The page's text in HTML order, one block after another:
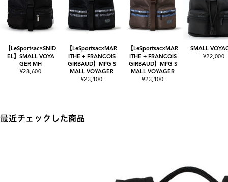
【LeSportsac×SNID
EL】SMALL VOYA
GER MH
¥28,600
【LeSportsac×MAR
ITHE + FRANCOIS
GIRBAUD】MFG S
MALL VOYAGER
¥23,100
【LeSportsac×MAR
ITHE + FRANCOIS
GIRBAUD】MFG S
MALL VOYAGER
¥23,100
SMALL
¥22,000
最近チェックした商品